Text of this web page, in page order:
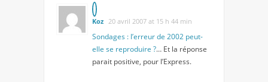
Koz 20 avril 2007 at 15 h 44 min
Sondages : l’erreur de 2002 peut-
elle se reproduire ?… Et la réponse
parait positive, pour l’Express.